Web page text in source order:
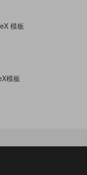
模板
模板